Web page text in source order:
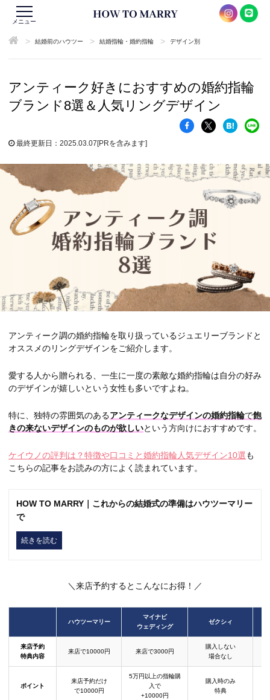
メニュー
> 結婚前のハウツー > 結婚指輪・婚約指輪 > デザイン別
アンティーク好きにおすすめの婚約指輪
ブランド8選＆人気リングデザイン
最終更新日：2025.03.07[PRを含みます]
アンティーク調の婚約指輪を取り扱っているジュエリーブランドと
オススメのリングデザインをご紹介します。
愛する人から贈られる、一生に一度の素敵な婚約指輪は自分の好み
のデザインが嬉しいという女性も多いですよね。
特に、独特の雰囲気のあるアンティークなデザインの婚約指輪で飽
きの来ないデザインのものが欲しいという方向けにおすすめです。
ケイウノの評判は？特徴や口コミと婚約指輪人気デザイン10選も
こちらの記事をお読みの方によく読まれています。
HOW TO MARRY｜これからの結婚式の準備はハウツーマリー
で
続きを読む
＼来店予約するとこんなにお得！／
ハウツーマリー
マイナビ
ウェディング
ゼクシィ
来店予約
特典内容
来店で10000円 来店で3000円
購入しない
場合なし
ポイント
来店予約だけ
で10000円
5万円以上の指輪購
入で
+10000円
購入時のみ
特典